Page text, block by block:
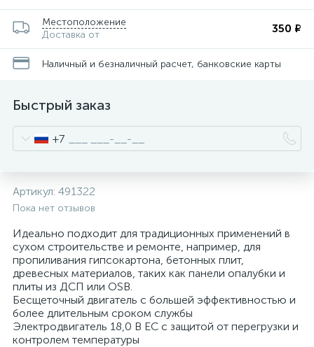
Местоположение
Доставка от
350 ₽
Наличный и безналичный расчет, банковские карты
Быстрый заказ
+7
Артикул: 491322
Пока нет отзывов
Идеально подходит для традиционных применений в
сухом строительстве и ремонте, например, для
пропиливания гипсокартона, бетонных плит,
древесных материалов, таких как панели опалубки и
плиты из ДСП или OSB.
Бесщеточный двигатель с большей эффективностью и
более длительным сроком службы
Электродвигатель 18,0 В EC с защитой от перегрузки и
контролем температуры